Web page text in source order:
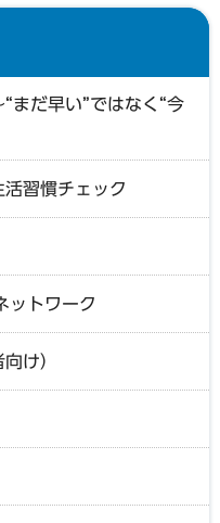
まだ早い”ではなく“今
習慣チェック
ットワーク
け）